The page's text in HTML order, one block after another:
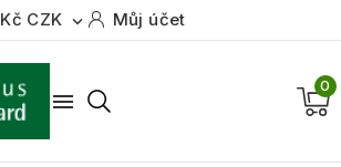
Kč CZK  Můj účet

0